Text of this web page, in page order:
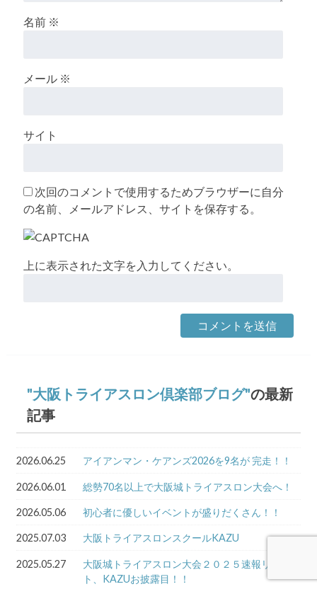
名前 ※
メール ※
サイト
次回のコメントで使用するためブラウザーに自分
の名前、メールアドレス、サイトを保存する。
上に表示された文字を入力してください。
大阪トライアスロン倶楽部ブログ の最新
記事
2026.06.25 アイアンマン・ケアンズ2026を9名が 完走！！
2026.06.01 総勢70名以上で大阪城トライアスロン大会へ！
2026.05.06 初心者に優しいイベントが盛りだくさん！！
2025.07.03 大阪トライアスロンスクールKAZU
2025.05.27
大阪城トライアスロン大会２０２５速報リザル
ト、KAZUお披露目！！